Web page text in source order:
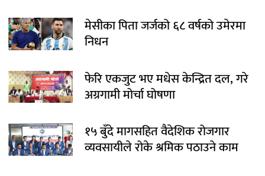
मेसीका पिता जर्जको ६८ वर्षको उमेरमा
निधन
फेरि एकजुट भए मधेस केन्द्रित दल, गरे
अग्रगामी मोर्चा घोषणा
१५ बुँदे मागसहित वैदेशिक रोजगार
व्यवसायीले रोके श्रमिक पठाउने काम